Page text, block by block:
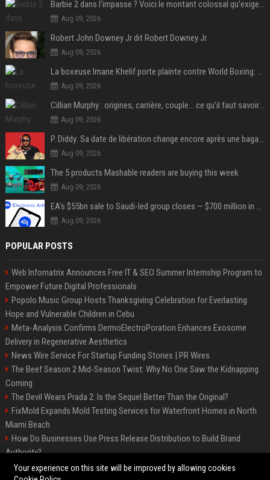
Barbie 2 dans l'impasse ? Voici le montant colossal qu'exigerait Ryan Gosling pour jouer dans la suite
Aug 09, 2026
Robert John Downey Jr dit Robert Downey Jr.
Aug 09, 2026
La boxeuse Imane Khelif porte plainte contre World Boxing: retour sur une affaire qui agite le monde du sport
Aug 09, 2026
Cillian Murphy : origines, carrière, couple… ce qu’il faut savoir sur l’acteur
Aug 09, 2026
P. Diddy: Sa date de libération change encore après une bagarre
Aug 09, 2026
The 5 products Mashable readers are buying this week
Aug 09, 2026
EA's $55bn sale to Saudi-led group closes — $700 million in cuts on the horizon
Aug 09, 2026
POPULAR POSTS
Web Infomatrix Announces Free IT & SEO Summer Internship Program to
Empower Future Digital Professionals
Popolo Music Group Hosts Thanksgiving Celebration for Everlasting
Hope and Vulnerable Children in Cebu
Meta-Analysis Confirms DermoElectroPoration Enhances Exosome
Delivery in Regenerative Aesthetics
News Wire Service For Startup Funding Stories | PR Wires
The Beef Season 2 Mid-Season Twist: Why No One Saw the Kidnapping
Coming
The Devil Wears Prada 2: Is the Sequel Better Than the Original?
FixMold Expands Mold Testing Services for Waterfront Homes in North
Miami Beach
How Do Businesses Use Press Release Distribution to Build Brand
Authority?
Top Press Release Company for Powerful Brand Visibility
Your experience on this site will be improved by allowing cookies